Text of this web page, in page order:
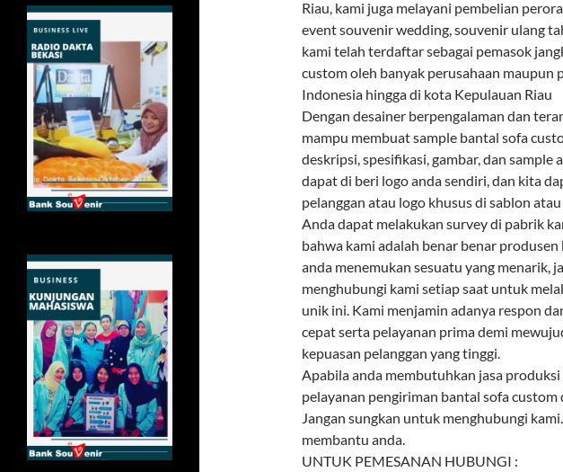
Riau, kami juga melayani pembelian
event souvenir wedding, souvenir ulang
kami telah terdaftar sebagai pemasok
custom oleh banyak perusahaan maupun
Indonesia hingga di kota Kepulauan Riau
Dengan desainer berpengalaman dan
mampu membuat sample bantal sofa
deskripsi, spesifikasi, gambar, dan sample
dapat di beri logo anda sendiri, dan kita
pelanggan atau logo khusus di sablon
Anda dapat melakukan survey di pabrik
bahwa kami adalah benar benar
anda menemukan sesuatu yang menarik,
menghubungi kami setiap saat untuk
unik ini. Kami menjamin adanya respon
cepat serta pelayanan prima demi
kepuasan pelanggan yang tinggi.
Apabila anda membutuhkan jasa produksi
pelayanan pengiriman bantal sofa custom
Jangan sungkan untuk menghubungi
membantu anda.
UNTUK PEMESANAN HUBUNGI :